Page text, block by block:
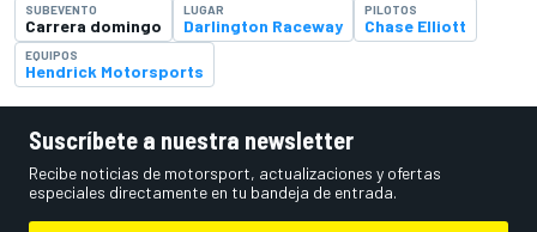
SUBEVENTO
Carrera domingo
LUGAR
Darlington Raceway
PILOTOS
Chase Elliott
EQUIPOS
Hendrick Motorsports
Suscríbete a nuestra newsletter
Recibe noticias de motorsport, actualizaciones y ofertas
especiales directamente en tu bandeja de entrada.